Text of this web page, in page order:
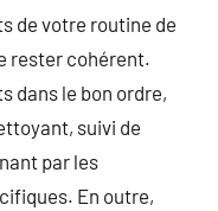
de votre routine de
rester cohérent.
dans le bon ordre,
suivi de
par les
En outre,